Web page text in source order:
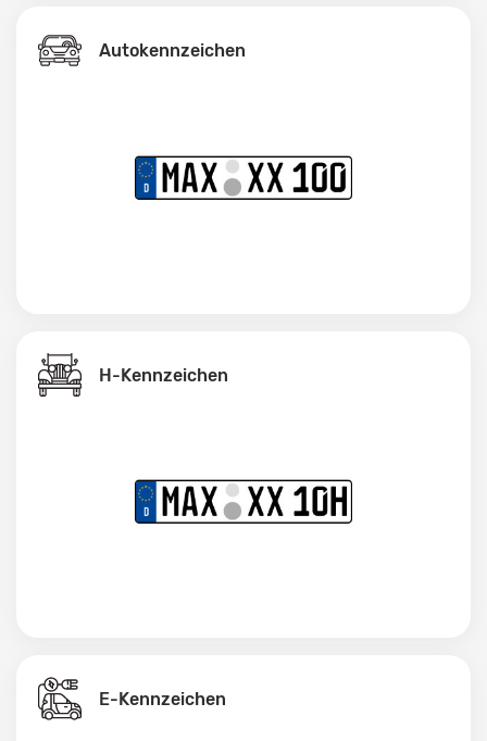
Autokennzeichen
H-Kennzeichen
E-Kennzeichen